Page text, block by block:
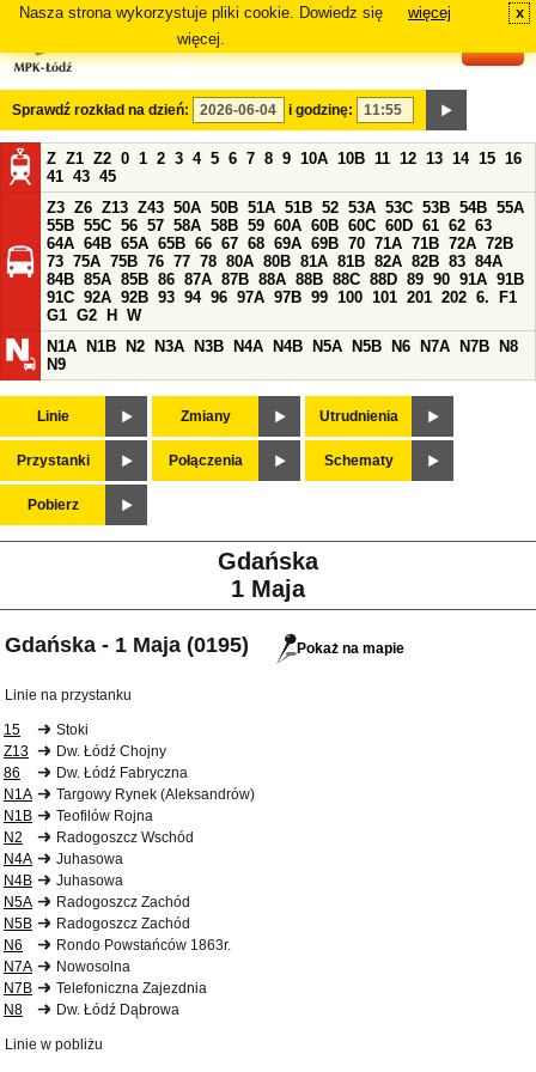
Nasza strona wykorzystuje pliki cookie. Dowiedz się
więcej.
więcej x
Sprawdź rozkład na dzień: i godzinę:
Z Z1 Z2 0 1 2 3 4 5 6 7 8 9 10A 10B 11 12 13 14 15 16
41 43 45
Z3 Z6 Z13 Z43 50A 50B 51A 51B 52 53A 53C 53B 54B 55A
55B 55C 56 57 58A 58B 59 60A 60B 60C 60D 61 62 63
64A 64B 65A 65B 66 67 68 69A 69B 70 71A 71B 72A 72B
73 75A 75B 76 77 78 80A 80B 81A 81B 82A 82B 83 84A
84B 85A 85B 86 87A 87B 88A 88B 88C 88D 89 90 91A 91B
91C 92A 92B 93 94 96 97A 97B 99 100 101 201 202 6.
F1
G1 G2 H
W
N1A
N1B N2 N3A N3B N4A N4B N5A N5B N6 N7A N7B
N8
N9
Linie Zmiany Utrudnienia
Przystanki Połączenia Schematy
Pobierz
Gdańska
1 Maja
Gdańska - 1 Maja (0195) Pokaż na mapie
Linie na przystanku
15
Stoki
Z13
Dw. Łódź Chojny
86
Dw. Łódź Fabryczna
N1A
Targowy Rynek (Aleksandrów)
N1B
Teofilów Rojna
N2
Radogoszcz Wschód
N4A
Juhasowa
N4B
Juhasowa
N5A
Radogoszcz Zachód
N5B
Radogoszcz Zachód
N6
Rondo Powstańców 1863r.
N7A
Nowosolna
N7B
Telefoniczna Zajezdnia
N8
Dw. Łódź Dąbrowa
Linie w pobliżu